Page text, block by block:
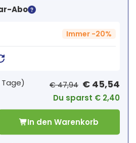
Rabatt
-
Abo
Immer -20%
Tage)
€ 47,94 € 45,54
Du sparst € 2,40
In den Warenkorb